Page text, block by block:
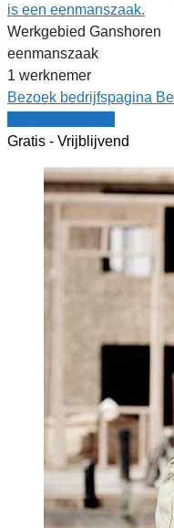
is een eenmanszaak.
Werkgebied Ganshoren
eenmanszaak
1 werknemer
Bezoek bedrijfspagina
Gratis - Vrijblijvend